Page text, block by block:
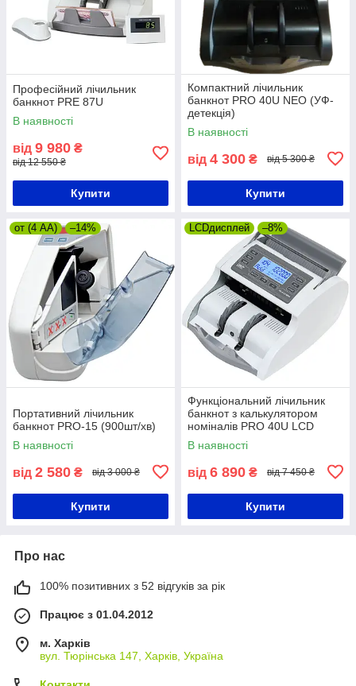
Професійний лічильник
банкнот PRE 87U
В наявності
від 9 980 ₴
від 12 550 ₴
Купити
Компактний лічильник
банкнот PRO 40U NEO (УФ-
детекція)
В наявності
від 4 300 ₴ від 5 300 ₴
Купити
от (4 АА) –14%
Портативний лічильник
банкнот PRO-15 (900шт/хв)
В наявності
від 2 580 ₴ від 3 000 ₴
Купити
LCDдисплей –8%
Функціональний лічильник
банкнот з калькулятором
номіналів PRO 40U LCD
(1200 банкн/хв)
В наявності
від 6 890 ₴ від 7 450 ₴
Купити
Про нас
100% позитивних з 52 відгуків за рік
Працює з 01.04.2012
м. Харків
вул. Тюрінська 147, Харків, Україна